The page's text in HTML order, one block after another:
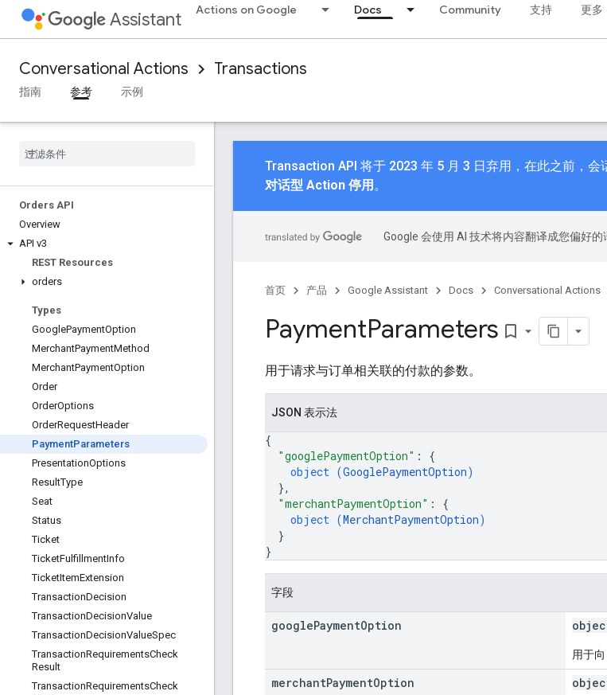
Assistant Actions on Google Docs Community 支持 更多
Conversational Actions Transactions
指南 参考 示例
Orders API
Overview
API v3
REST Resources
orders
Types
GooglePaymentOption
MerchantPaymentMethod
MerchantPaymentOption
Order
OrderOptions
OrderRequestHeader
PaymentParameters
PresentationOptions
ResultType
Seat
Status
Ticket
TicketFulfillmentInfo
TicketItemExtension
TransactionDecision
TransactionDecisionValue
TransactionDecisionValueSpec
TransactionRequirementsCheck
Result
TransactionRequirementsCheck
Transaction API 将于 2023 年 5 月 3 日弃用，在此之前，
对话型 Action 停用 。
Google 会使用 AI 技术将内容翻译成您偏好的
首页 产品 Google Assistant Docs Conversational Actions
PaymentParameters bookmark_border
用于请求与订单相关联的付款的参数。
JSON 表示法
{
"googlePaymentOption" : {
object (GooglePaymentOption)
},
"merchantPaymentOption" : {
object (MerchantPaymentOption)
}
}
字段
googlePaymentOption
用于
merchantPaymentOption